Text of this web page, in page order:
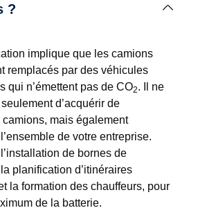
?
implique que les camions
remplacés par des véhicules
qui n’émettent pas de CO2. Il ne
d’acquérir de
camions, mais également
de votre entreprise.
de bornes de
planification d’itinéraires
la formation des chauffeurs, pour
de la batterie.